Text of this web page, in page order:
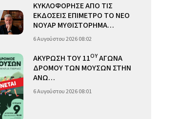
ΚΥΚΛΟΦΟΡΗΣΕ ΑΠΟ ΤΙΣ
ΕΚΔΟΣΕΙΣ ΕΠΙΜΕΤΡΟ ΤΟ ΝΕΟ
ΝΟΥΑΡ ΜΥΘΙΣΤΟΡΗΜΑ…
6 Αυγούστου 2026 08:02
ΑΚΥΡΩΣΗ ΤΟΥ 11ΟΥΑΓΩΝΑ
ΔΡΟΜΟΥ ΤΩΝ ΜΟΥΣΩΝ ΣΤΗΝ
ΑΝΩ…
6 Αυγούστου 2026 08:01